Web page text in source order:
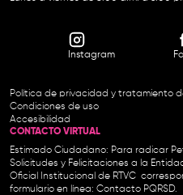
Instagram
Política de privacidad y tratamiento
Condiciones de uso
Accesibilidad
CONTACTO VIRTUAL
Estimado Ciudadano: Para radicar
Solicitudes y Felicitaciones a la
Oficial Institucional de RTVC
formulario en línea: Contacto PQRSD.